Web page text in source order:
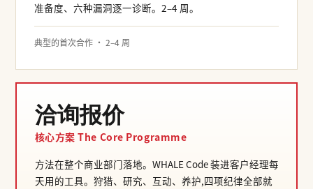
准备度、六种漏洞逐一诊断。2–4 周。
典型的首次合作 · 2–4 周
洽询报价
核心方案 The Core Programme
方法在整个商业部门落地。WHALE Code 装进客户经理每
天用的工具。狩猎、研究、互动、养护,四项纪律全部就